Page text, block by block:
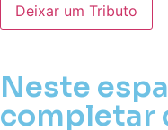
Deixar um Tributo
Neste
completar